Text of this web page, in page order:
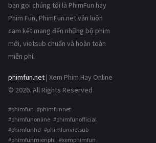
bạn gọi chúng tôi là PhimFun hay
Phim Fun, PhimFun.net vẫn luôn
cam kết mang đến những bộ phim
mới, vietsub chuẩn và hoàn toàn
miễn phí.
phimfun.net | Xem Phim Hay Online
© 2026. All Rights Reserved
#phimfun #phimfunnet
#phimfunonline #phimfunofficial
#phimfunhd #phimfunvietsub
#phimfunmienphi #xemphimfun